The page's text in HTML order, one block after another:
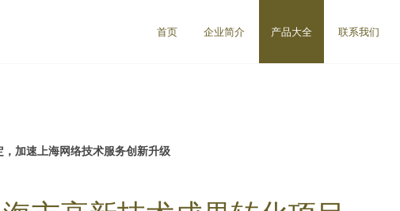
首页 企业简介 产品大全 联系我们
加速上海网络技术服务创新升级